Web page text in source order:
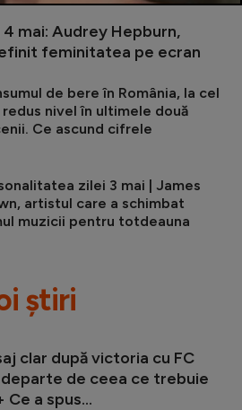
mai: Audrey Hepburn,
feminitatea pe ecran
de bere în România, la cel
redus nivel în ultimele două
Ce ascund cifrele
zilei 3 mai | James
artistul care a schimbat
muzicii pentru totdeauna
știri
clar după victoria cu FC
de ceea ce trebuie
Ce a spus...